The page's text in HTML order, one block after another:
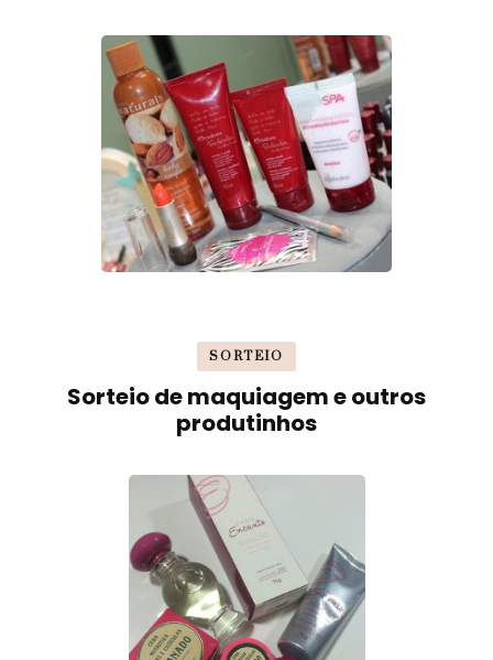
SORTEIO
Sorteio de maquiagem e outros
produtinhos